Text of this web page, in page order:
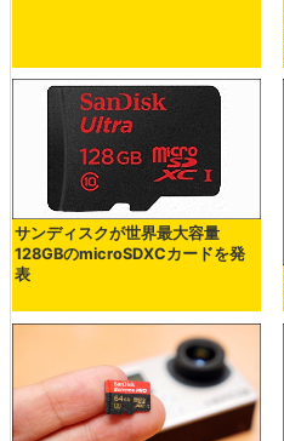
サンディスクが世界最大容量
128GBのmicroSDXCカードを発
表